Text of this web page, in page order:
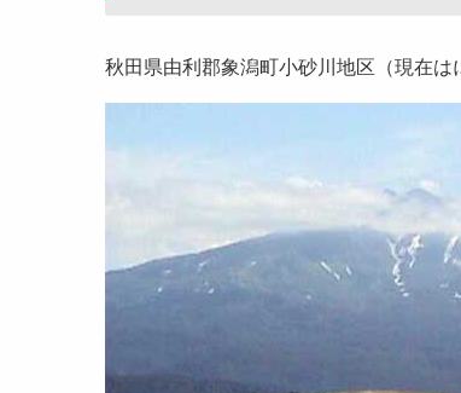
秋田県由利郡象潟町小砂川地区（現在は